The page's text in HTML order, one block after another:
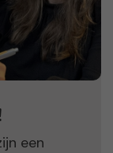
een